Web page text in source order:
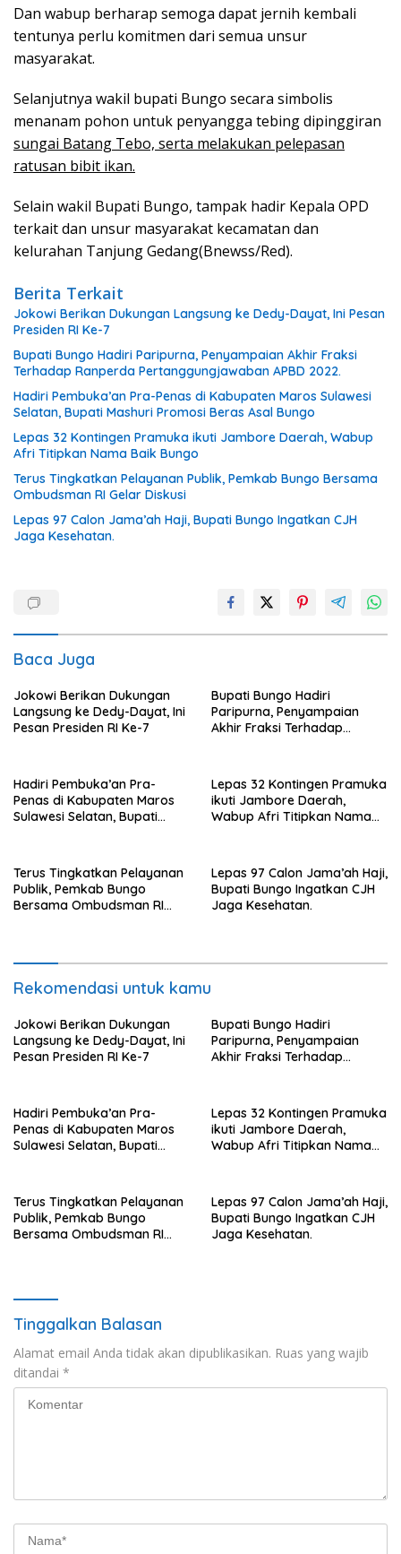
Dan wabup berharap semoga dapat jernih kembali
tentunya perlu komitmen dari semua unsur
masyarakat.
Selanjutnya wakil bupati Bungo secara simbolis
menanam pohon untuk penyangga tebing dipinggiran
sungai Batang Tebo, serta melakukan pelepasan
ratusan bibit ikan.
Selain wakil Bupati Bungo, tampak hadir Kepala OPD
terkait dan unsur masyarakat kecamatan dan
kelurahan Tanjung Gedang(Bnewss/Red).
Berita Terkait
Jokowi Berikan Dukungan Langsung ke Dedy-Dayat, Ini Pesan
Presiden RI Ke-7
Bupati Bungo Hadiri Paripurna, Penyampaian Akhir Fraksi
Terhadap Ranperda Pertanggungjawaban APBD 2022.
Hadiri Pembuka’an Pra-Penas di Kabupaten Maros Sulawesi
Selatan, Bupati Mashuri Promosi Beras Asal Bungo
Lepas 32 Kontingen Pramuka ikuti Jambore Daerah, Wabup
Afri Titipkan Nama Baik Bungo
Terus Tingkatkan Pelayanan Publik, Pemkab Bungo Bersama
Ombudsman RI Gelar Diskusi
Lepas 97 Calon Jama’ah Haji, Bupati Bungo Ingatkan CJH
Jaga Kesehatan.
Baca Juga
Jokowi Berikan Dukungan
Langsung ke Dedy-Dayat, Ini
Pesan Presiden RI Ke-7
Bupati Bungo Hadiri
Paripurna, Penyampaian
Akhir Fraksi Terhadap
2022.
Hadiri Pembuka’an Pra-
Penas di Kabupaten Maros
Sulawesi Selatan, Bupati
Lepas 32 Kontingen Pramuka
ikuti Jambore Daerah,
Wabup Afri Titipkan Nama
Terus Tingkatkan Pelayanan
Publik, Pemkab Bungo
Bersama Ombudsman RI
Lepas 97 Calon Jama’ah Haji,
Bupati Bungo Ingatkan CJH
Jaga Kesehatan.
Rekomendasi untuk kamu
Jokowi Berikan Dukungan
Langsung ke Dedy-Dayat, Ini
Pesan Presiden RI Ke-7
Bupati Bungo Hadiri
Paripurna, Penyampaian
Akhir Fraksi Terhadap
2022.
Hadiri Pembuka’an Pra-
Penas di Kabupaten Maros
Sulawesi Selatan, Bupati
Lepas 32 Kontingen Pramuka
ikuti Jambore Daerah,
Wabup Afri Titipkan Nama
Terus Tingkatkan Pelayanan
Publik, Pemkab Bungo
Bersama Ombudsman RI
Lepas 97 Calon Jama’ah Haji,
Bupati Bungo Ingatkan CJH
Jaga Kesehatan.
Tinggalkan Balasan
Alamat email Anda tidak akan dipublikasikan. Ruas yang wajib
ditandai *